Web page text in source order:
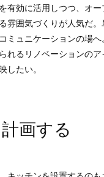
有効に活用しつつ、オー
雰囲気づくりが人気だ
ミュニケーションの場
れるリノベーションの
したい。
画する